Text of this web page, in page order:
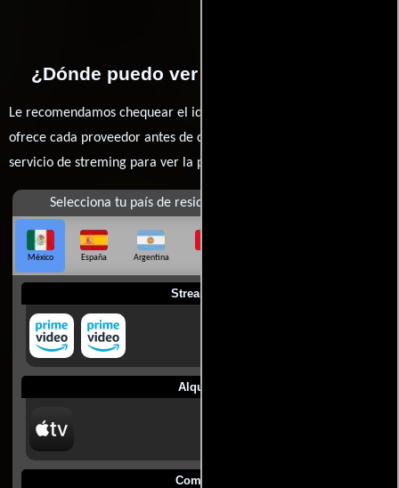
¿Dónde puedo ver la películas Anya?
Le recomendamos chequear el idioma, doblaje o subtítulos que
ofrece cada proveedor antes de comprar, alquilar o contratar un
servicio de streming para ver la películas.
Selecciona tu país de residencia
México España Argentina
Streaming
Alquilar
Comprar